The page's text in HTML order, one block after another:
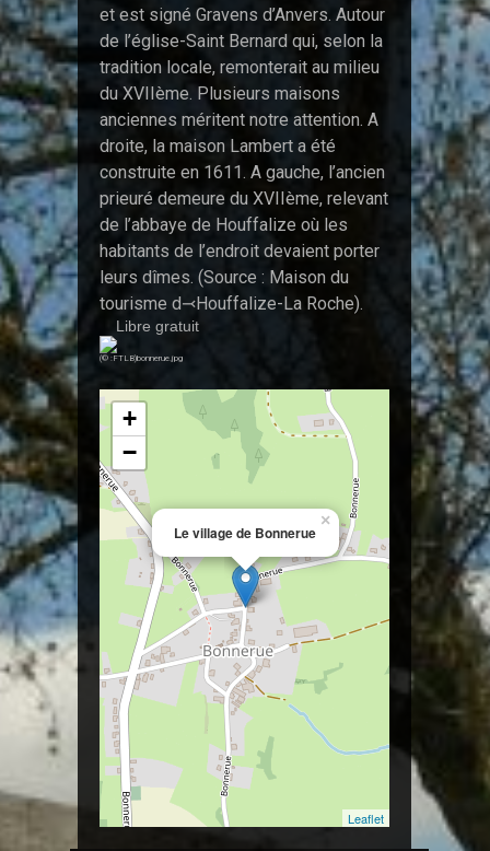
et est signé Gravens d’Anvers. Autour
de l’église-Saint Bernard qui, selon la
tradition locale, remonterait au milieu
du XVIIème. Plusieurs maisons
anciennes méritent notre attention. A
droite, la maison Lambert a été
construite en 1611. A gauche, l’ancien
prieuré demeure du XVIIème, relevant
de l’abbaye de Houffalize où les
habitants de l’endroit devaient porter
leurs dîmes. (Source : Maison du
tourisme d⤙Houffalize-La Roche).
Libre gratuit
(© :FTLB)bonnerue.jpg
Le village de Bonnerue
×
+
−
Leaflet